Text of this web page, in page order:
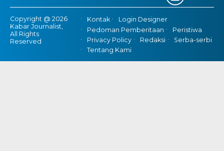
Copyright @ 2026
Kabar Journalist,
All Rights
Reserved
Kontak
Login Designer
Pedoman Pemberitaan
Peristiwa
Privacy Policy
Redaksi
Serba-serbi
Tentang Kami